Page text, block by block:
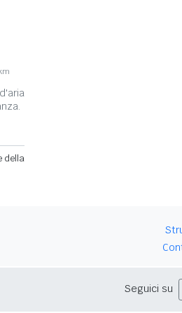
della
Seguici su